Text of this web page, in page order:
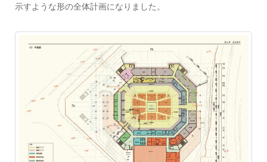
示すような形の全体計画になりました。